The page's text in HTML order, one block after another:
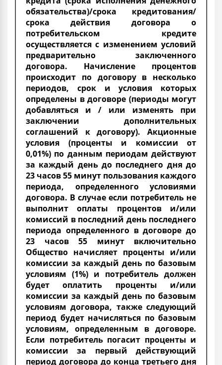
обязательства)/срока кредитования/
срока действия договора о
потребительском кредите
осуществляется с изменением условий
предварительно заключенного
договора. Начисление процентов
происходит по договору в несколько
периодов, срок и условия которых
определены в договоре (периоды могут
добавляться и / или изменять при
заключении дополнительных
соглашений к договору). Акционные
условия (проценты и комиссии от
0,01%) по данным периодам действуют
за каждый день до последнего дня до
23 часов 55 минут пользования каждого
периода, определенного условиями
договора. В случае если потребитель не
выполнит оплаты процентов и/или
комиссий в последний день последнего
периода определенного в договоре до
23 часов 55 минут включительно
Общество начисляет проценты и/или
комиссии за каждый день по базовым
условиям (1%) и потребитель должен
будет оплатить проценты и/или
комиссии за каждый день по базовым
условиям договора, также следующий
период будет начисляться по базовым
условиям, определенным в договоре.
Если потребитель погасит проценты и
комиссии за первый действующий
период договора до конца третьего дня